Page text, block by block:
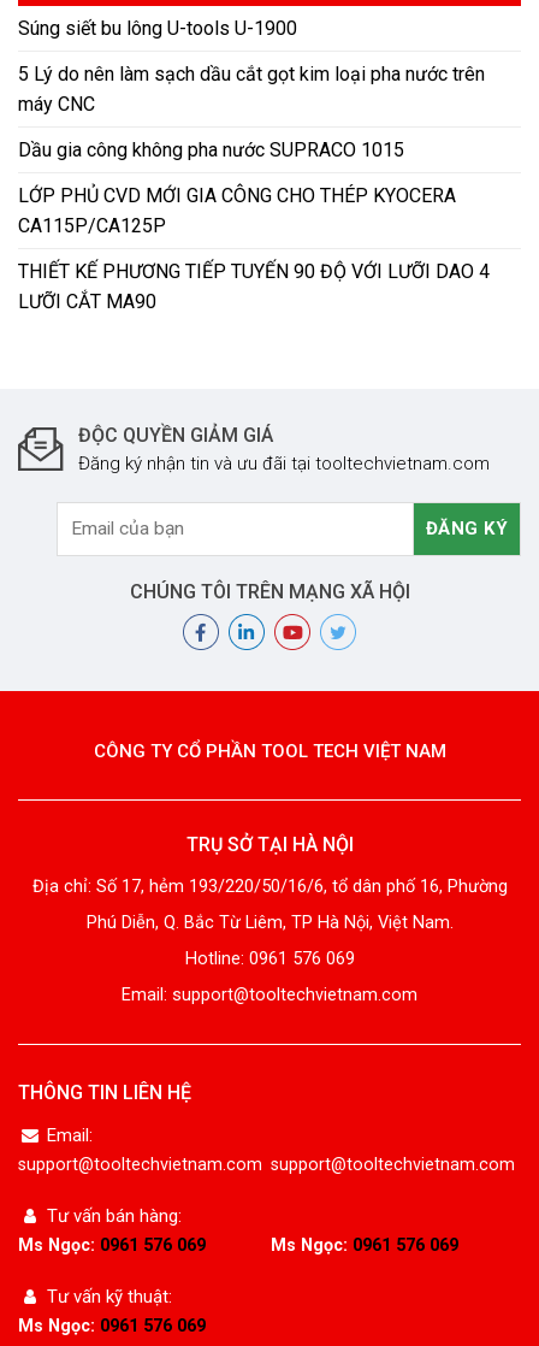
Súng siết bu lông U-tools U-1900
5 Lý do nên làm sạch dầu cắt gọt kim loại pha nước trên
máy CNC
Dầu gia công không pha nước SUPRACO 1015
LỚP PHỦ CVD MỚI GIA CÔNG CHO THÉP KYOCERA
CA115P/CA125P
THIẾT KẾ PHƯƠNG TIẾP TUYẾN 90 ĐỘ VỚI LƯỠI DAO 4
LƯỠI CẮT MA90
ĐỘC QUYỀN GIẢM GIÁ
Đăng ký nhận tin và ưu đãi tại tooltechvietnam.com
CHÚNG TÔI TRÊN MẠNG XÃ HỘI
CÔNG TY CỔ PHẦN TOOL TECH VIỆT NAM
TRỤ SỞ TẠI HÀ NỘI
Địa chỉ: Số 17, hẻm 193/220/50/16/6, tổ dân phố 16, Phường
Phú Diễn, Q. Bắc Từ Liêm, TP Hà Nội, Việt Nam.
Hotline: 0961 576 069
Email: support@tooltechvietnam.com
THÔNG TIN LIÊN HỆ
Email:
support@tooltechvietnam.com support@tooltechvietnam.com
Tư vấn bán hàng:
Ms Ngọc: 0961 576 069 Ms Ngọc: 0961 576 069
Tư vấn kỹ thuật:
Ms Ngọc: 0961 576 069